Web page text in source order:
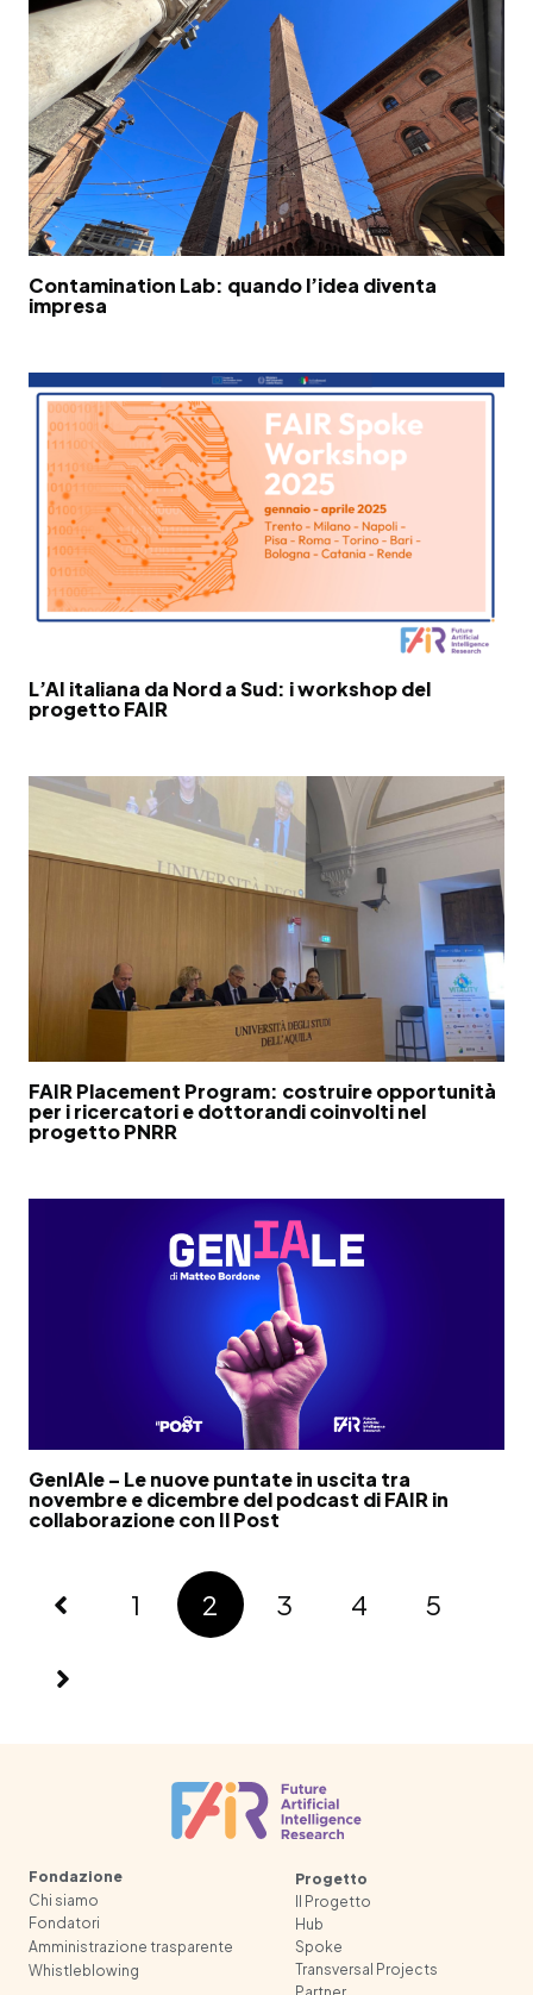
Contamination Lab: quando l’idea diventa
impresa
L’AI italiana da Nord a Sud: i workshop del
progetto FAIR
FAIR Placement Program: costruire opportunità
per i ricercatori e dottorandi coinvolti nel
progetto PNRR
GenIAle – Le nuove puntate in uscita tra
novembre e dicembre del podcast di FAIR in
collaborazione con Il Post
1 2 3 4 5
Fondazione
Chi siamo
Fondatori
Amministrazione trasparente
Whistleblowing
Progetto
Il Progetto
Hub
Spoke
Transversal Projects